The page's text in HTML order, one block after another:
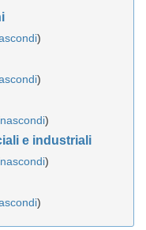
)
)
)
e industriali
)
)